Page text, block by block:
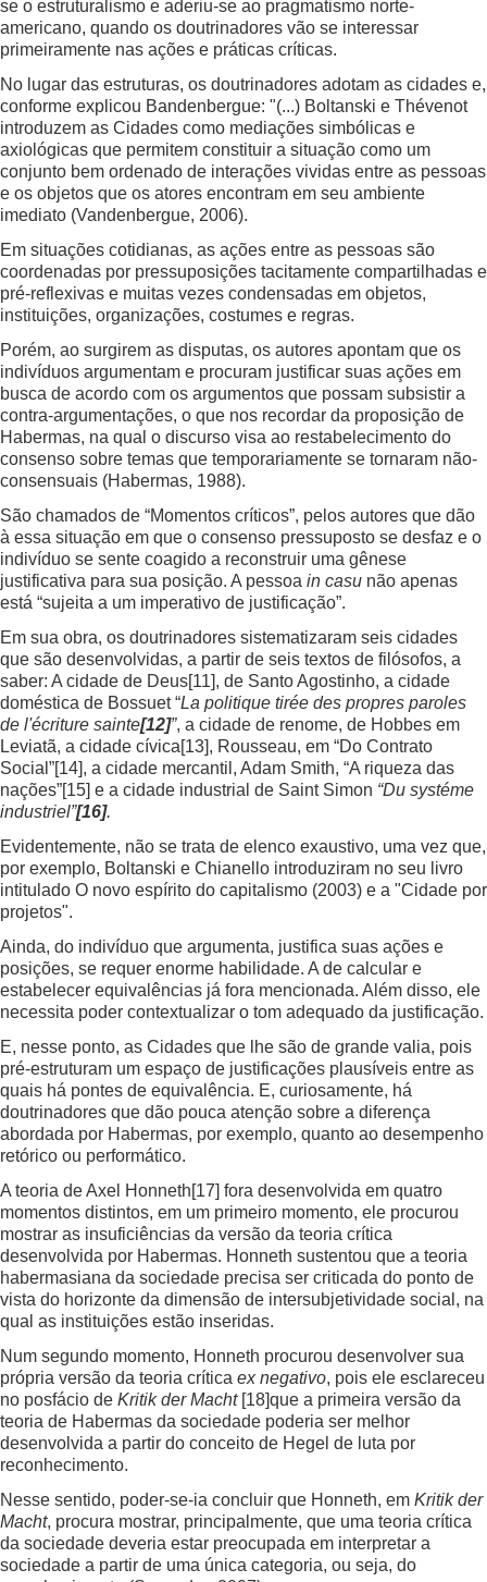
se o estruturalismo e aderiu-se ao pragmatismo norte-
americano, quando os doutrinadores vão se interessar
primeiramente nas ações e práticas críticas.
No lugar das estruturas, os doutrinadores adotam as cidades e,
conforme explicou Bandenbergue: "(...) Boltanski e Thévenot
introduzem as Cidades como mediações simbólicas e
axiológicas que permitem constituir a situação como um
conjunto bem ordenado de interações vividas entre as pessoas
e os objetos que os atores encontram em seu ambiente
imediato (Vandenbergue, 2006).
Em situações cotidianas, as ações entre as pessoas são
coordenadas por pressuposições tacitamente compartilhadas e
pré-reflexivas e muitas vezes condensadas em objetos,
instituições, organizações, costumes e regras.
Porém, ao surgirem as disputas, os autores apontam que os
indivíduos argumentam e procuram justificar suas ações em
busca de acordo com os argumentos que possam subsistir a
contra-argumentações, o que nos recordar da proposição de
Habermas, na qual o discurso visa ao restabelecimento do
consenso sobre temas que temporariamente se tornaram não-
consensuais (Habermas, 1988).
São chamados de “Momentos críticos”, pelos autores que dão
à essa situação em que o consenso pressuposto se desfaz e o
indivíduo se sente coagido a reconstruir uma gênese
justificativa para sua posição. A pessoa in casu não apenas
está “sujeita a um imperativo de justificação”.
Em sua obra, os doutrinadores sistematizaram seis cidades
que são desenvolvidas, a partir de seis textos de filósofos, a
saber: A cidade de Deus[11], de Santo Agostinho, a cidade
doméstica de Bossuet “La politique tirée des propres paroles
de l'écriture sainte[12]”, a cidade de renome, de Hobbes em
Leviatã, a cidade cívica[13], Rousseau, em “Do Contrato
Social”[14], a cidade mercantil, Adam Smith, “A riqueza das
nações”[15] e a cidade industrial de Saint Simon “Du systéme
industriel”[16].
Evidentemente, não se trata de elenco exaustivo, uma vez que,
por exemplo, Boltanski e Chianello introduziram no seu livro
intitulado O novo espírito do capitalismo (2003) e a "Cidade por
projetos".
Ainda, do indivíduo que argumenta, justifica suas ações e
posições, se requer enorme habilidade. A de calcular e
estabelecer equivalências já fora mencionada. Além disso, ele
necessita poder contextualizar o tom adequado da justificação.
E, nesse ponto, as Cidades que lhe são de grande valia, pois
pré-estruturam um espaço de justificações plausíveis entre as
quais há pontes de equivalência. E, curiosamente, há
doutrinadores que dão pouca atenção sobre a diferença
abordada por Habermas, por exemplo, quanto ao desempenho
retórico ou performático.
A teoria de Axel Honneth[17] fora desenvolvida em quatro
momentos distintos, em um primeiro momento, ele procurou
mostrar as insuficiências da versão da teoria crítica
desenvolvida por Habermas. Honneth sustentou que a teoria
habermasiana da sociedade precisa ser criticada do ponto de
vista do horizonte da dimensão de intersubjetividade social, na
qual as instituições estão inseridas.
Num segundo momento, Honneth procurou desenvolver sua
própria versão da teoria crítica ex negativo, pois ele esclareceu
no posfácio de Kritik der Macht [18]que a primeira versão da
teoria de Habermas da sociedade poderia ser melhor
desenvolvida a partir do conceito de Hegel de luta por
reconhecimento.
Nesse sentido, poder-se-ia concluir que Honneth, em Kritik der
Macht, procura mostrar, principalmente, que uma teoria crítica
da sociedade deveria estar preocupada em interpretar a
sociedade a partir de uma única categoria, ou seja, do